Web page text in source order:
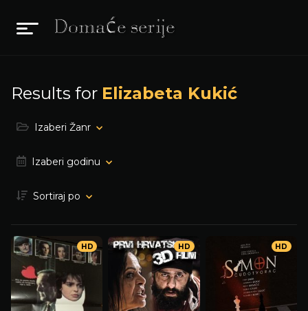
Results for Elizabeta Kukić
Izaberi Žanr
Izaberi godinu
Sortiraj po
HD HD HD